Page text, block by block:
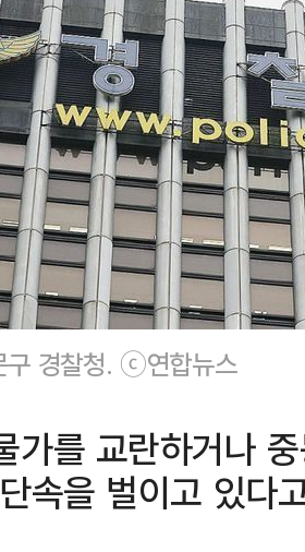
구 경찰청. ⓒ연합뉴스
가를 교란하거나
속을 벌이고 있다